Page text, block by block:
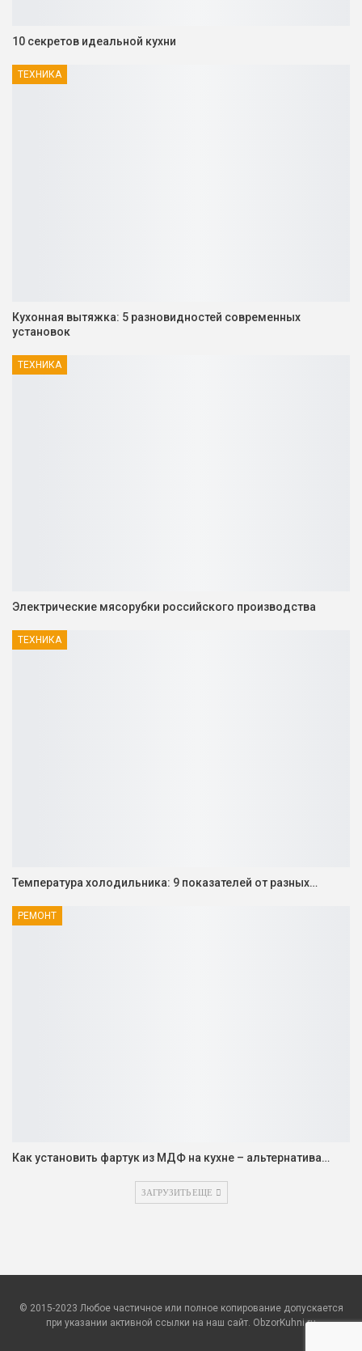
10 секретов идеальной кухни
ТЕХНИКА
Кухонная вытяжка: 5 разновидностей современных
установок
ТЕХНИКА
Электрические мясорубки российского производства
ТЕХНИКА
Температура холодильника: 9 показателей от разных…
РЕМОНТ
Как установить фартук из МДФ на кухне – альтернатива…
ЗАГРУЗИТЬ ЕЩЕ
© 2015-2023 Любое частичное или полное копирование допускается
при указании активной ссылки на наш сайт. ObzorKuhni.ru